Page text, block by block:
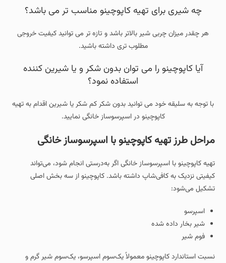
چه شیری برای تهیه کاپوچینو مناسب تر می باشد؟
هر چقدر میزان چربی شیر بالاتر باشد و تازه تر می توانید کیفیت خروجی
مطلوب تری داشته باشید.
آیا کاپوچینو را می توان بدون شکر و یا شیرین کننده
استفاده نمود؟
با توجه به سلیقه خود می توانید بدون شکر کم شکر یا شیرین اقدام به تهیه
کاپوچینو در اسپرسوساز خانگی نمایید.
مراحل طرز تهیه کاپوچینو با اسپرسوساز خانگی
تهیه کاپوچینو با اسپرسوساز خانگی اگر به‌درستی انجام شود، می‌تواند
کیفیتی نزدیک به کافی‌شاپ داشته باشد. کاپوچینو از سه بخش اصلی
تشکیل می‌شود:
اسپرسو
شیر بخار داده شده
فوم شیر
نسبت استاندارد کاپوچینو معمولاً یک‌سوم اسپرسو، یک‌سوم شیر گرم و